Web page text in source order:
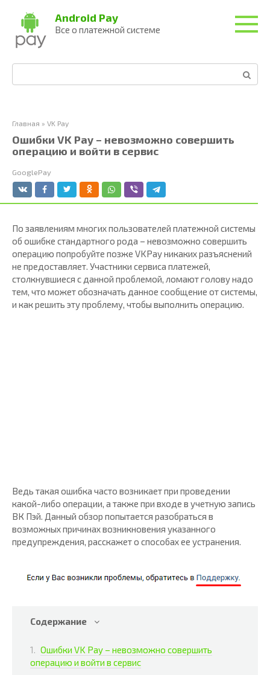
контенту
Android Pay
Все о платежной системе
Главная » VK Pay
Ошибки VK Pay – невозможно совершить
операцию и войти в сервис
GooglePay
По заявлениям многих пользователей платежной системы
об ошибке стандартного рода – невозможно совершить
операцию попробуйте позже VKPay никаких разъяснений
не предоставляет. Участники сервиса платежей,
столкнувшиеся с данной проблемой, ломают голову надо
тем, что может обозначать данное сообщение от системы,
и как решить эту проблему, чтобы выполнить операцию.
Ведь такая ошибка часто возникает при проведении
какой-либо операции, а также при входе в учетную запись
ВК Пэй. Данный обзор попытается разобраться в
возможных причинах возникновения указанного
предупреждения, расскажет о способах ее устранения.
Содержание
Ошибки VK Pay – невозможно совершить
операцию и войти в сервис